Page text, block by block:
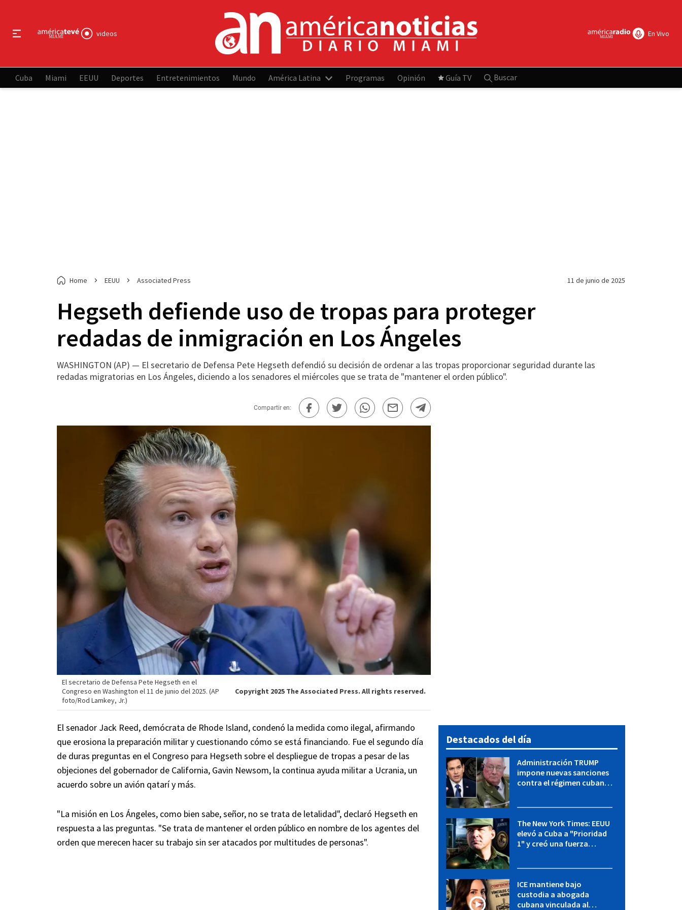
videos En Vivo
Cuba Miami EEUU Deportes Entretenimientos Mundo América Latina Programas Opinión Guía TV Buscar
Home EEUU Associated Press 11 de junio de 2025
Hegseth defiende uso de tropas para proteger
redadas de inmigración en Los Ángeles
WASHINGTON (AP) — El secretario de Defensa Pete Hegseth defendió su decisión de ordenar a las tropas proporcionar seguridad durante las
redadas migratorias en Los Ángeles, diciendo a los senadores el miércoles que se trata de "mantener el orden público".
Compartir en:
El secretario de Defensa Pete Hegseth en el
Congreso en Washington el 11 de junio del 2025. (AP
foto/Rod Lamkey, Jr.)
Copyright 2025 The Associated Press. All rights reserved.
El senador Jack Reed, demócrata de Rhode Island, condenó la medida como ilegal, afirmando
que erosiona la preparación militar y cuestionando cómo se está financiando. Fue el segundo día
de duras preguntas en el Congreso para Hegseth sobre el despliegue de tropas a pesar de las
objeciones del gobernador de California, Gavin Newsom, la continua ayuda militar a Ucrania, un
acuerdo sobre un avión qatarí y más.
"La misión en Los Ángeles, como bien sabe, señor, no se trata de letalidad", declaró Hegseth en
respuesta a las preguntas. "Se trata de mantener el orden público en nombre de los agentes del
orden que merecen hacer su trabajo sin ser atacados por multitudes de personas".
Destacados del día
Administración TRUMP
impone nuevas sanciones
contra el régimen cubano:
The New York Times: EEUU
elevó a Cuba a "Prioridad
1" y creó una fuerza
ICE mantiene bajo
custodia a abogada
cubana vinculada al